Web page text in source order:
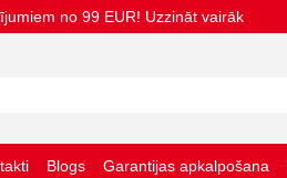
no 99 EUR! Uzzināt vairāk
Blogs Garantijas apkalpošana